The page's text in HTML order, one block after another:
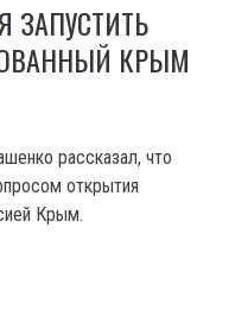
ЗАПУСТИТЬ
КРЫМ
рассказал, что
открытия
Крым.